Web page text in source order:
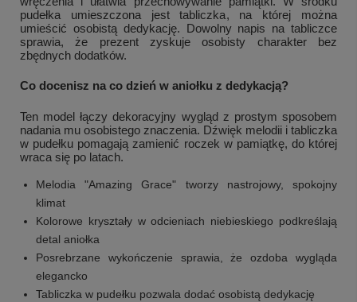
pudełka umieszczona jest tabliczka, na której można
umieścić osobistą dedykację. Dowolny napis na tabliczce
sprawia, że prezent zyskuje osobisty charakter bez
zbędnych dodatków.
Co docenisz na co dzień w aniołku z dedykacją?
Ten model łączy dekoracyjny wygląd z prostym sposobem
nadania mu osobistego znaczenia. Dźwięk melodii i tabliczka
w pudełku pomagają zamienić roczek w pamiątkę, do której
wraca się po latach.
Melodia "Amazing Grace" tworzy nastrojowy, spokojny
klimat
Kolorowe kryształy w odcieniach niebieskiego podkreślają
detal aniołka
Posrebrzane wykończenie sprawia, że ozdoba wygląda
elegancko
Tabliczka w pudełku pozwala dodać osobistą dedykację